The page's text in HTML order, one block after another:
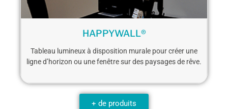
HAPPYWALL®
Tableau lumineux à disposition murale pour créer une
ligne d’horizon ou une fenêtre sur des paysages de rêve.
+ de produits